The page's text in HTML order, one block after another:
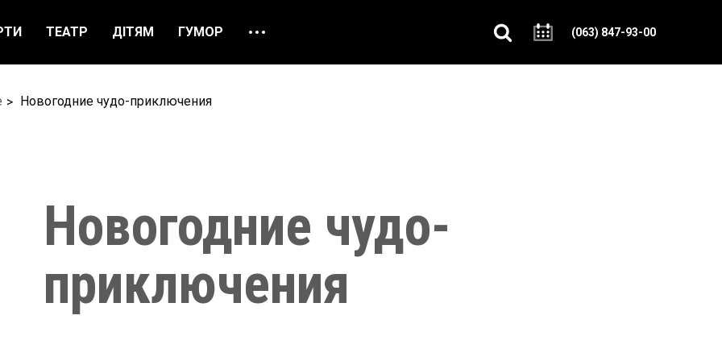
ТЕАТР ДІТЯМ ГУМОР
ПРО НАС ВІДГУКИ
(063) 847-93-00
Новогодние чудо-приключения
Новогодние чудо-
приключения